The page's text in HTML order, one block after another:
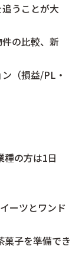
うことが大
の比較、新
（損益/PL・
の方は1日
ーツとワンド
子を準備でき